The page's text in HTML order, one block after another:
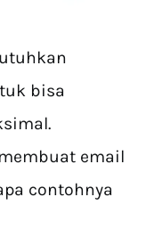
bisa
email
contohnya